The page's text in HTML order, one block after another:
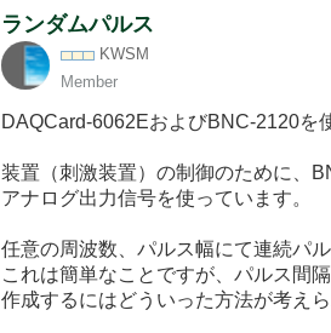
ランダムパルス
KWSM
Member
DAQCard-6062EおよびBNC-2120を
装置（刺激装置）の制御のために、
アナログ出力信号を使っています。
任意の周波数、パルス幅にて連続パ
これは簡単なことですが、パルス間
作成するにはどういった方法が考え